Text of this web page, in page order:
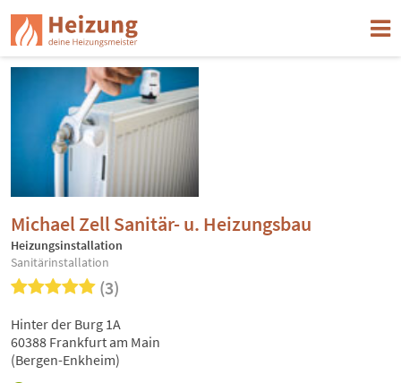
Michael Zell Sanitär- u. Heizungsbau
Heizungsinstallation
Sanitärinstallation
(3)
Hinter der Burg 1A
60388 Frankfurt am Main
(Bergen-Enkheim)